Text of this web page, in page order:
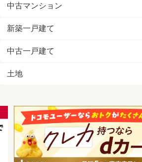
中古マンション
新築一戸建て
中古一戸建て
土地